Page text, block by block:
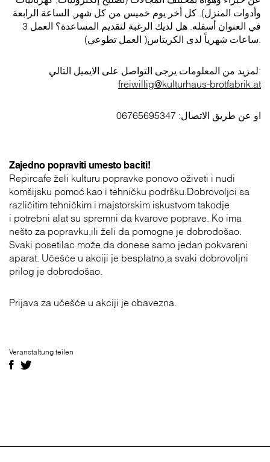
وأدوات المنزل). كل أخر يوم خميس من كل شهر, الساعة الرابعة
في العنوان أسفله. هل لديك الرغبة لتقديم المساعدة؟ العمل 3
ساعات شهرياً لدى الكريتاس( العمل تطوعي).
لمزيد من المعلومات يرجى التواصل على الايميل التالي:
freiwillig@kulturhaus-brotfabrik.at
او عن طريق الاتصال: 06765695347
Zajedno popraviti umesto baciti!
Repircafe želi kulturu popravke ponovo oživeti i nudi
komšijsku pomoć kao i tehničku podršku.Dobrovoljci sa
različitim tehničkim i majstorskim iskustvom takodje
i potrebni alat su spremni da kvarove poprave. Ko ima
nešto za popravku,ili želi da pomogne je dobrodošao.
Svaki posetilac može da donese samo jedan pokvareni
aparat. Učešće u akciji je besplatno,a svaki dobrovoljni
prilog je dobrodošao.
Prijava za učešće u akciji je obavezna.
Veranstaltung teilen